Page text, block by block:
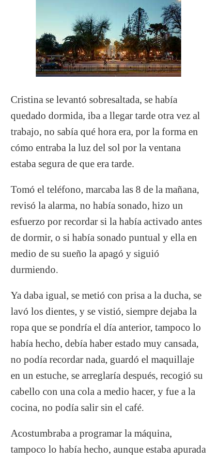
Cristina se levantó sobresaltada, se había
quedado dormida, iba a llegar tarde otra vez al
trabajo, no sabía qué hora era, por la forma en
cómo entraba la luz del sol por la ventana
estaba segura de que era tarde.
Tomó el teléfono, marcaba las 8 de la mañana,
revisó la alarma, no había sonado, hizo un
esfuerzo por recordar si la había activado antes
de dormir, o si había sonado puntual y ella en
medio de su sueño la apagó y siguió
durmiendo.
Ya daba igual, se metió con prisa a la ducha, se
lavó los dientes, y se vistió, siempre dejaba la
ropa que se pondría el día anterior, tampoco lo
había hecho, debía haber estado muy cansada,
no podía recordar nada, guardó el maquillaje
en un estuche, se arreglaría después, recogió su
cabello con una cola a medio hacer, y fue a la
cocina, no podía salir sin el café.
Acostumbraba a programar la máquina,
tampoco lo había hecho, aunque estaba apurada